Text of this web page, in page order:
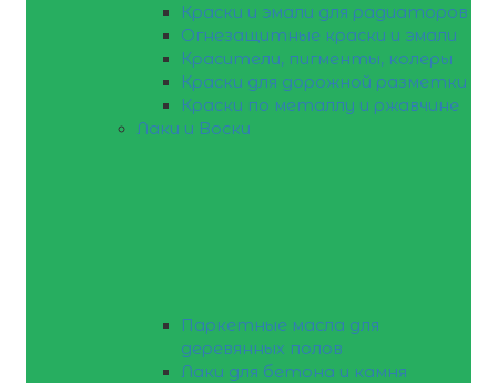
Краски и эмали для радиаторов
Огнезащитные краски и эмали
Красители, пигменты, колеры
Краски для дорожной разметки
Краски по металлу и ржавчине
Лаки и Воски
Паркетные масла для
деревянных полов
Лаки для бетона и камня